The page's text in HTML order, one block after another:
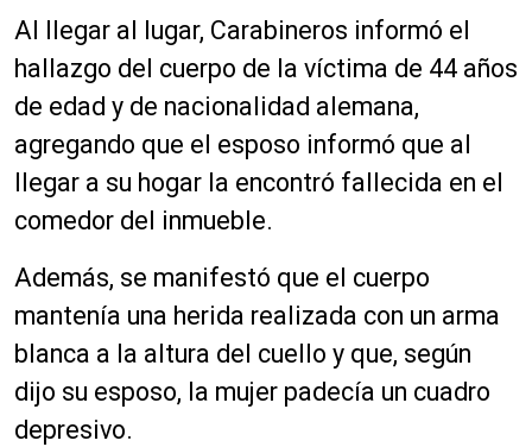
Al llegar al lugar, Carabineros informó el
hallazgo del cuerpo de la víctima de 44 años
de edad y de nacionalidad alemana,
agregando que el esposo informó que al
llegar a su hogar la encontró fallecida en el
comedor del inmueble.
Además, se manifestó que el cuerpo
mantenía una herida realizada con un arma
blanca a la altura del cuello y que, según
dijo su esposo, la mujer padecía un cuadro
depresivo.